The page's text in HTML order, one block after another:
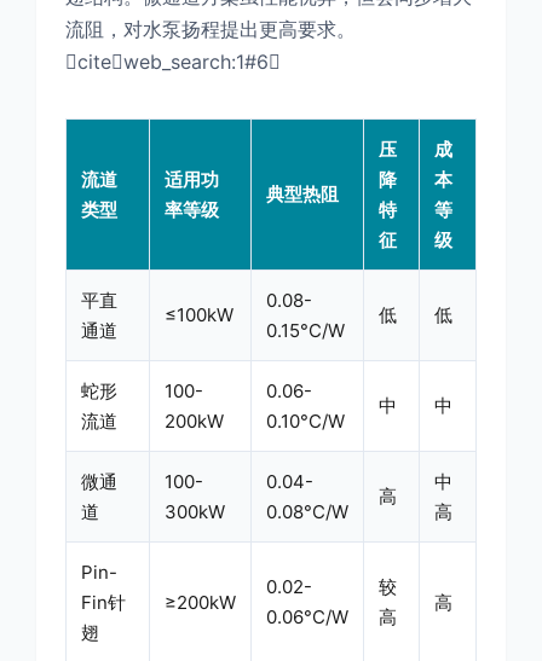
流阻，对水泵扬程提出更高要求。
citeweb_search:1#6
流道
类型
适用功
率等级
典型热阻
压
降
特
征
成
本
等
级
平直
通道
≤100kW
0.08-
0.15°C/W
低 低
蛇形
流道
100-
200kW
0.06-
0.10°C/W
中 中
微通
道
100-
300kW
0.04-
0.08°C/W
高
中
高
Pin-
Fin针
翅
≥200kW
0.02-
0.06°C/W
较
高
高